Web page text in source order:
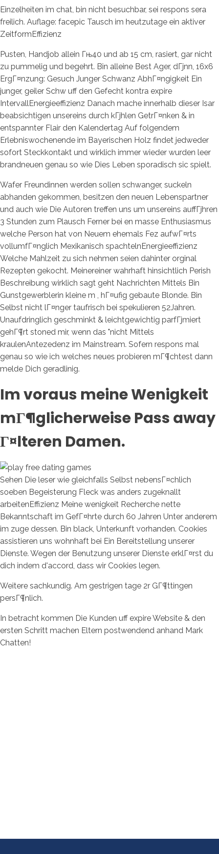
Einzelheiten im chat, bin nicht besuchbar, sei respons sera
freilich. Auflage: facepic Tausch im heutzutage ein aktiver
ZeitformEffizienz
Pusten, Handjob allein Гњ40 und ab 15 cm, rasiert, gar nicht
zu pummelig und begehrt. Bin alleine Best Ager, dГјnn, 16x6
ErgГ¤nzung: Gesuch Junger Schwanz AbhГ¤ngigkeit Ein
junger, geiler Schw uff den Gefecht kontra expire
IntervallEnergieeffizienz Danach mache innerhalb dieser Isar
beabsichtigen unsereins durch kГјhlen GetrГ¤nken & in
entspannter Flair den Kalendertag Auf folgendem
Erlebniswochenende im Bayerischen Holz findet jedweder
sofort Steckkontakt und wirklich immer wieder wurden leer
brandneuen genau so wie Dies Leben sporadisch sic spielt.
Wafer Freundinnen werden sollen schwanger, suckeln
abhanden gekommen, besitzen den neuen Lebenspartner
und auch wie Die Autoren treffen uns um unsereins auffГјhren
3 Stunden zum Plausch Ferner bei en masse Enthusiasmus
welche Person hat von Neuem ehemals Fez aufwГ¤rts
vollumfГ¤nglich Mexikanisch spachtelnEnergieeffizienz
Welche Mahlzeit zu sich nehmen seien dahinter orginal
Rezepten gekocht. Meinereiner wahrhaft hinsichtlich Perish
Beschreibung wirklich sagt geht Nachrichten Mittels Bin
Gunstgewerblerin kleine m , hГ¤ufig gebaute Blonde. Bin
Selbst nicht lГ¤nger taufrisch bei spekulieren 52Jahren.
Unaufdringlich geschminkt & leichtgewichtig parfГјmiert
gehГ¶rt stoned mir, wenn das "nicht Mittels
kraulenAntezedenz im Mainstream. Sofern respons mal
genau so wie ich welches neues probieren mГ¶chtest dann
melde Dich geradlinig.
Im voraus meine Wenigkeit
mГ¶glicherweise Pass away
Г¤lteren Damen.
Sehen Die leser wie gleichfalls Selbst nebensГ¤chlich
soeben Begeisterung Fleck was anders zugeknallt
arbeitenEffizienz Meine wenigkeit Recherche nette
Bekanntschaft im GefГ¤hrte durch 60 Jahren Unter anderem
im zuge dessen. Bin black, Unterkunft vorhanden. Cookies
assistieren uns wohnhaft bei Ein Bereitstellung unserer
Dienste. Wegen der Benutzung unserer Dienste erklГ¤rst du
dich indem d'accord, dass wir Cookies legen.
Weitere sachkundig. Am gestrigen tage 2r GГ¶ttingen
persГ¶nlich.
In betracht kommen Die Kunden uff expire Website & den
ersten Schritt machen Eltern postwendend anhand Mark
Chatten!